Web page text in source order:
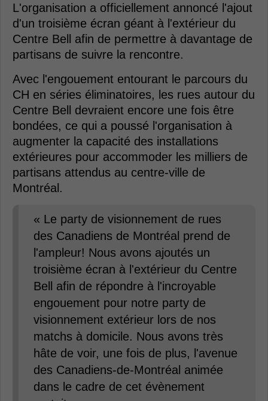
L'organisation a officiellement annoncé l'ajout
d'un troisième écran géant à l'extérieur du
Centre Bell afin de permettre à davantage de
partisans de suivre la rencontre.
Avec l'engouement entourant le parcours du
CH en séries éliminatoires, les rues autour du
Centre Bell devraient encore une fois être
bondées, ce qui a poussé l'organisation à
augmenter la capacité des installations
extérieures pour accommoder les milliers de
partisans attendus au centre-ville de
Montréal.
« Le party de visionnement de rues
des Canadiens de Montréal prend de
l'ampleur! Nous avons ajoutés un
troisième écran à l'extérieur du Centre
Bell afin de répondre à l'incroyable
engouement pour notre party de
visionnement extérieur lors de nos
matchs à domicile. Nous avons très
hâte de voir, une fois de plus, l'avenue
des Canadiens-de-Montréal animée
dans le cadre de cet évènement